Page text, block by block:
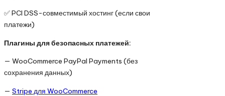
✅ PCI DSS-совместимый хостинг (если свои
платежи)
Плагины для безопасных платежей:
— WooCommerce PayPal Payments (без
сохранения данных)
— Stripe для WooCommerce